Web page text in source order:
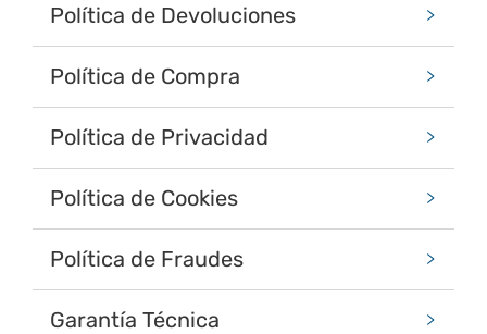
Política de Devoluciones
Política de Compra
Política de Privacidad
Política de Cookies
Política de Fraudes
Garantía Técnica